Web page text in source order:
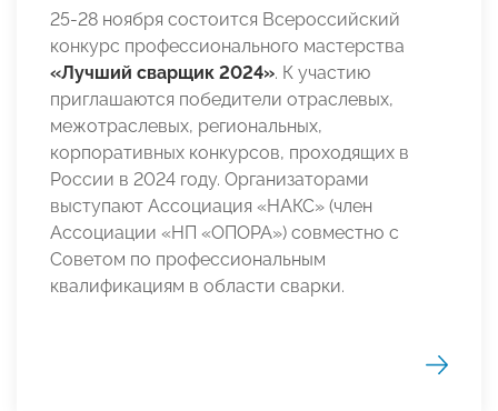
25-28 ноября состоится Всероссийский
конкурс профессионального мастерства
«Лучший сварщик 2024». К участию
приглашаются победители отраслевых,
межотраслевых, региональных,
корпоративных конкурсов, проходящих в
России в 2024 году. Организаторами
выступают Ассоциация «НАКС» (член
Ассоциации «НП «ОПОРА») совместно с
Советом по профессиональным
квалификациям в области сварки.